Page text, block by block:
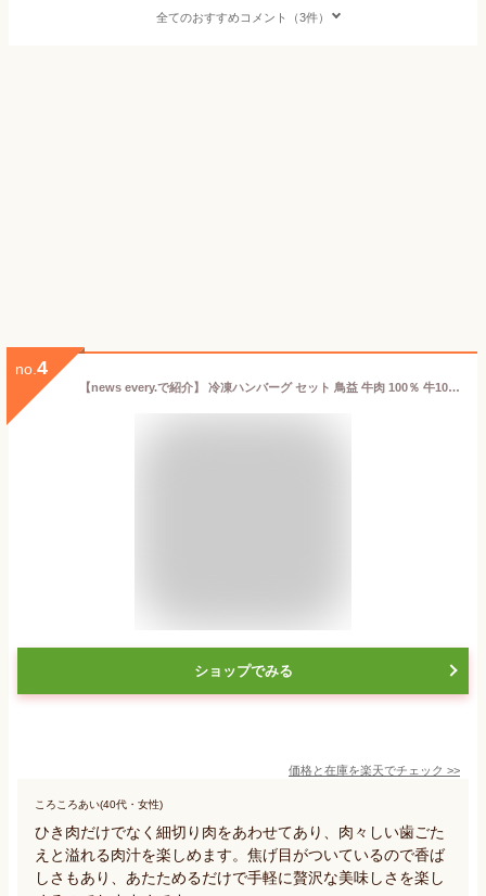
全てのおすすめコメント（3件）
no. 4
【news every.で紹介】 冷凍ハンバーグ セット 鳥益 牛肉 100％ 牛100％ ハンバーグ 焦げ目付 150g×5 まとめ買い 肉汁 冷凍惣菜 肉 美味しいおかず 夕飯 お取り寄せグルメ ディナー お惣菜 絶品 温めるだけ レンチン 湯煎 レンジ 冷凍食品 ギフト テレビ 紹介 グルメ
ショップでみる
価格と在庫を楽天でチェック >>
ころころあい(40代・女性)
ひき肉だけでなく細切り肉をあわせてあり、肉々しい歯ごた
えと溢れる肉汁を楽しめます。焦げ目がついているので香ば
しさもあり、あたためるだけで手軽に贅沢な美味しさを楽し